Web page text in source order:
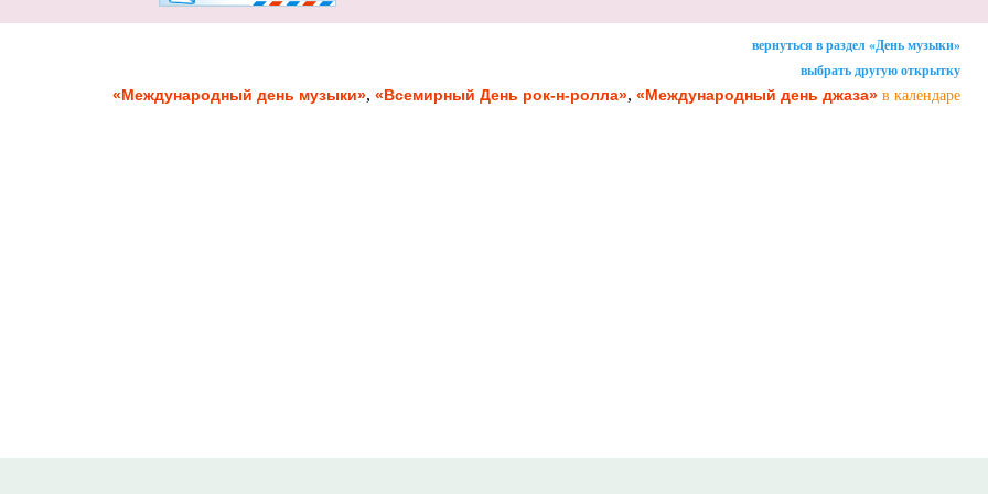
вернуться в раздел «День музыки»
выбрать другую открытку
«Международный день музыки», «Всемирный День рок-н-ролла», «Международный день джаза» в календаре